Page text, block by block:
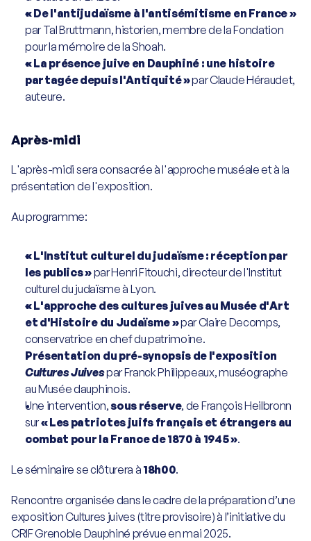
« De l'antijudaïsme à l'antisémitisme en France »
par Tal Bruttmann, historien, membre de la Fondation
pour la mémoire de la Shoah.
« La présence juive en Dauphiné : une histoire
partagée depuis l'Antiquité » par Claude Héraudet,
auteure.
Après-midi
L'après-midi sera consacrée à l'approche muséale et à la
présentation de l'exposition.
Au programme:
« L'Institut culturel du judaïsme : réception par
les publics » par Henri Fitouchi, directeur de l'Institut
culturel du judaïsme à Lyon.
« L'approche des cultures juives au Musée d'Art
et d'Histoire du Judaïsme » par Claire Decomps,
conservatrice en chef du patrimoine.
Cultures Juives par Franck Philippeaux, muséographe
au Musée dauphinois.
Une intervention, sous réserve, de François Heilbronn
sur « Les patriotes juifs français et étrangers au
combat pour la France de 1870 à 1945 ».
Le séminaire se clôturera à 18h00.
Rencontre organisée dans le cadre de la préparation d’une
exposition Cultures juives (titre provisoire) à l’initiative du
CRIF Grenoble Dauphiné prévue en mai 2025.